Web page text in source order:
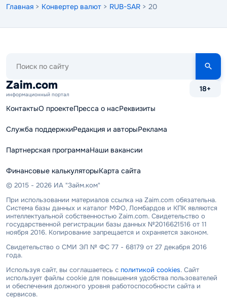
Главная > Конвертер валют > RUB-SAR > 20
сайту
Zaim.com
информационный портал
18+
КонтактыО проектеПресса о насРеквизиты
Служба поддержкиРедакция и авторыРеклама
Партнерская программаНаши вакансии
Финансовые калькуляторыКарта сайта
© 2015 - 2026 ИА "Займ.ком"
При использовании материалов ссылка на Zaim.com обязательна.
Система базы данных и каталог МФО, Ломбардов и КПК являются
интеллектуальной собственностью Zaim.com. Свидетельство о
государственной регистрации базы данных №2016621516 от 11
ноября 2016. Копирование запрещается и охраняется законом.
Свидетельство о СМИ ЭЛ № ФС 77 - 68179 от 27 декабря 2016
года.
Используя сайт, вы соглашаетесь с политикой cookies. Сайт
использует файлы cookie для повышения удобства пользователей
и обеспечения должного уровня работоспособности сайта и
сервисов.